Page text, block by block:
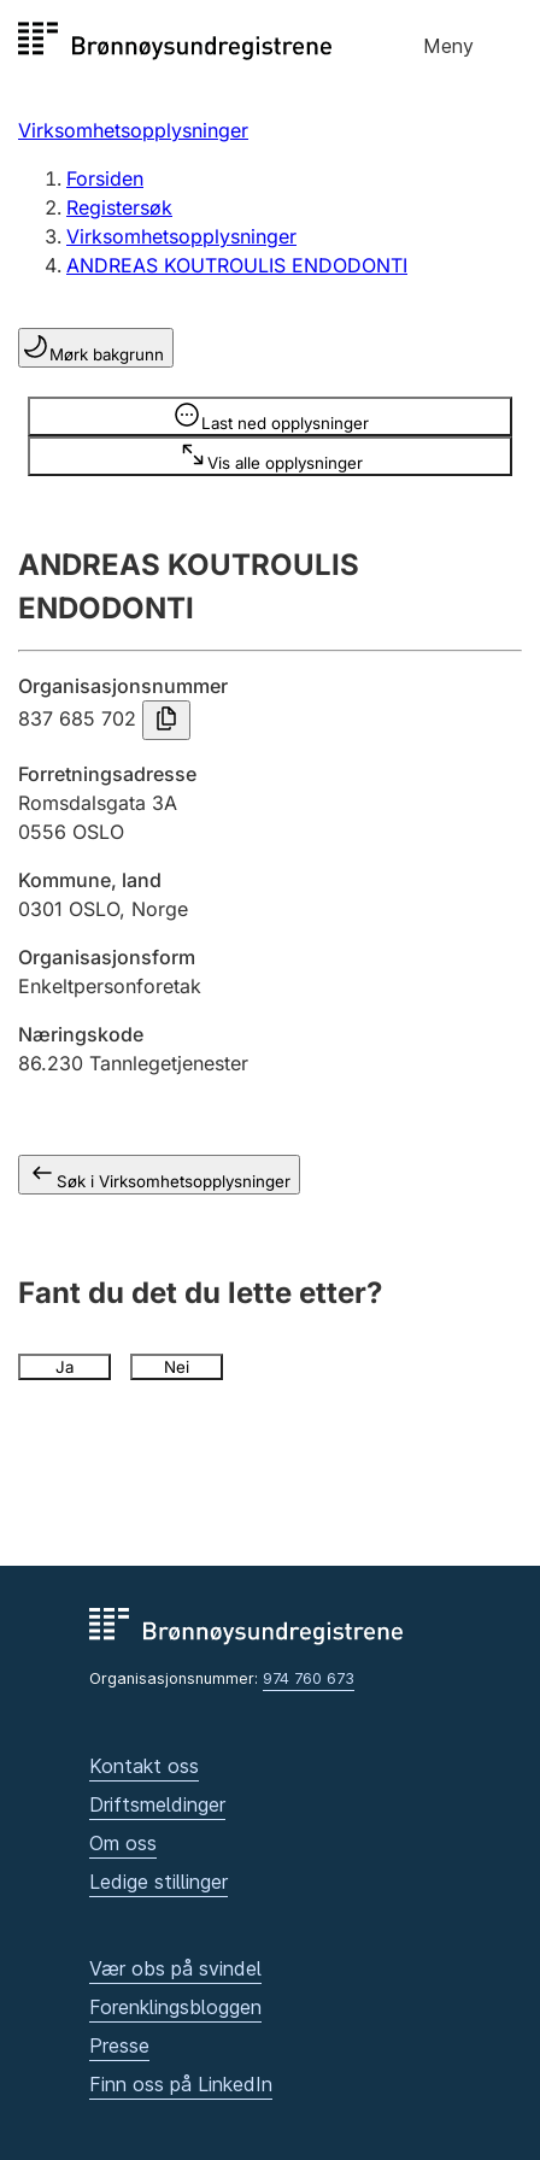
til
Meny
Registersøk
Aksjeselskap
Enkeltpersonforetak
Registrere, endre, slette
Lag og forening
Registrere, endre, slette
Årsregnskap
Innsending og forsinkelsesgebyr
Tinglysing
Jeger
Betaling og jegeravgiftskort
Ektepaktveileder
Offentlig sektor
Virksomhetsopplysninger
Forsiden
Registersøk
Virksomhetsopplysninger
ANDREAS KOUTROULIS ENDODONTI
Mørk bakgrunn
Last ned opplysninger
Vis alle opplysninger
Opplysninger er skjult
ANDREAS KOUTROULIS
ENDODONTI
Organisasjonsnummer
837 685 702
Forretningsadresse
Romsdalsgata 3A
0556 OSLO
Kommune, land
0301 OSLO, Norge
Organisasjonsform
Enkeltpersonforetak
Næringskode
86.230 Tannlegetjenester
Søk i Virksomhetsopplysninger
Fant du det du lette etter?
Ja Nei
Organisasjonsnummer: 974 760 673
Kontakt oss
Driftsmeldinger
Om oss
Ledige stillinger
Vær obs på svindel
Forenklingsbloggen
Presse
Finn oss på LinkedIn